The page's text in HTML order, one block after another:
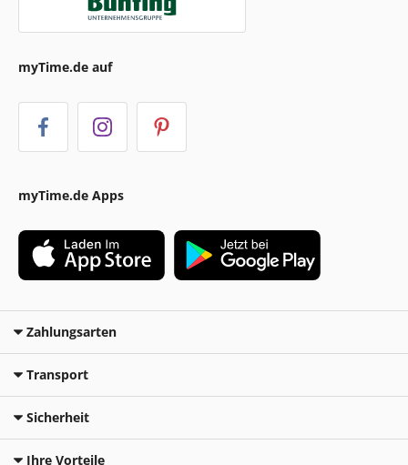
myTime.de auf
myTime.de Apps
Zahlungsarten
Transport
Sicherheit
Ihre Vorteile